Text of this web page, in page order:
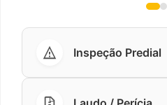
Inspeção Predial